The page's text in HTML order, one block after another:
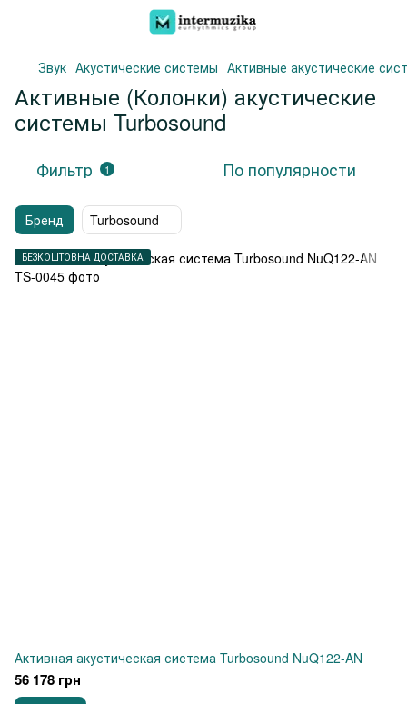
Звук Акустические системы Активные акустические
Активные (Колонки) акустические
системы Turbosound
Фильтр 1 По популярности
Бренд Turbosound
БЕЗКОШТОВНА ДОСТАВКА
Активная акустическая система Turbosound NuQ122-AN
56 178 грн